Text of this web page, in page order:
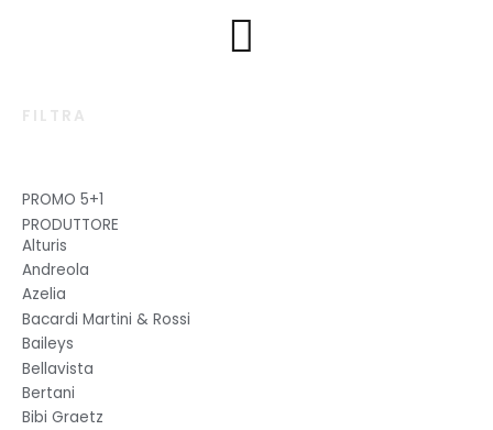
FILTRA
PROMO 5+1
PRODUTTORE
Alturis
Andreola
Azelia
Bacardi Martini & Rossi
Baileys
Bellavista
Bertani
Bibi Graetz